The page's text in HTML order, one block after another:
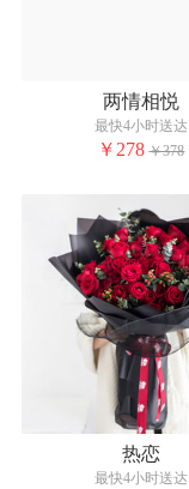
两情相悦
最快4小时送达
￥278 ￥378
热恋
最快4小时送达